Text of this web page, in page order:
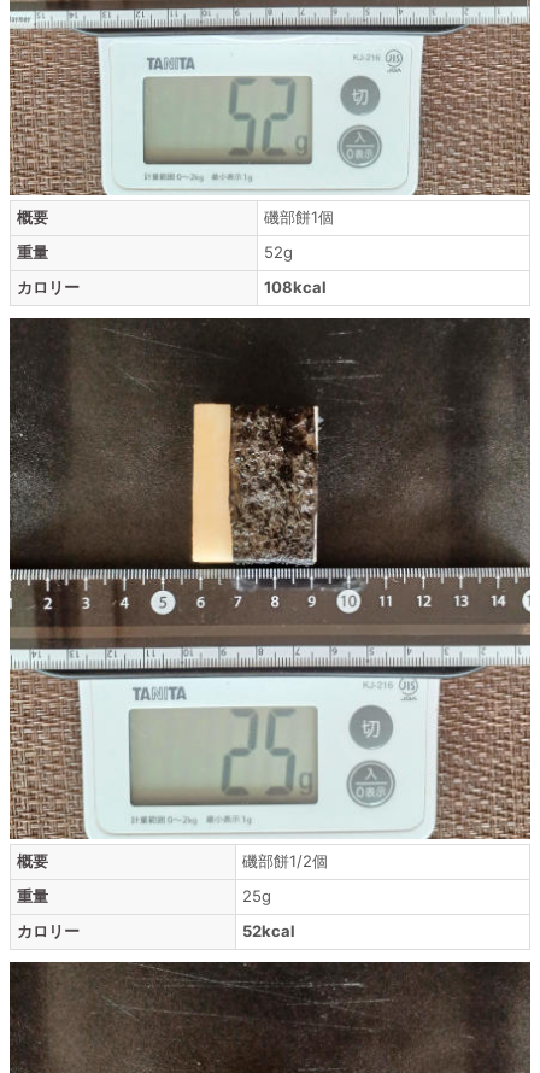
概要
磯部餅1個
重量
52g
カロリー
108kcal
概要
磯部餅1/2個
重量
25g
カロリー
52kcal